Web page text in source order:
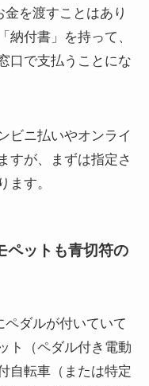
を渡すことはあり
納付書」を持って、
口で支払うことにな
ビニ払いやオンライ
すが、まずは指定さ
ます。
ペットも青切符の
ダルが付いていて
ト（ペダル付き電動
自転車（または特定